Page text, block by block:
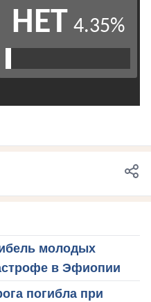
молодых
в Эфиопии
погибла при